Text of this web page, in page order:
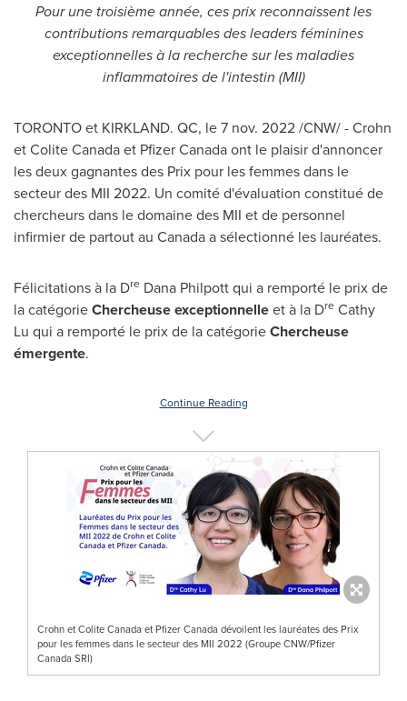
Pour une troisième année, ces prix reconnaissent les
contributions remarquables des leaders féminines
exceptionnelles à la recherche sur les maladies
inflammatoires de l'intestin (MII)
TORONTO et KIRKLAND. QC, le7 nov. 2022/CNW/ - Crohn
et Colite Canada et Pfizer Canada ont le plaisir d'annoncer
les deux gagnantes des Prix pour les femmes dans le
secteur des MII 2022. Un comité d'évaluation constitué de
chercheurs dans le domaine des MII et de personnel
infirmier de partout au Canadaa sélectionné les lauréates.
Félicitations à la Dre Dana Philpottqui a remporté le prix de
la catégorieChercheuse exceptionnelleet à la Dre Cathy
Lu qui a remporté le prix de la catégorieChercheuse
émergente.
Continue Reading
Crohn et Colite Canada et Pfizer Canada dévoilent les lauréates des Prix
pour les femmes dans le secteur des MII 2022 (Groupe CNW/Pfizer
Canada SRI)